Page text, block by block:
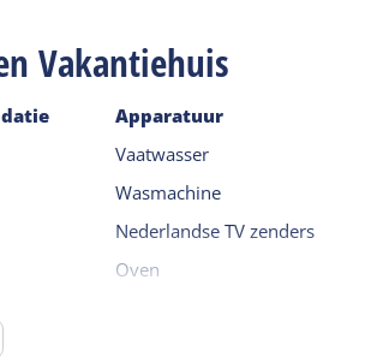
mogelijk.
Vakantiehuis
Apparatuur
Vaatwasser
Wasmachine
Nederlandse TV zenders
Oven